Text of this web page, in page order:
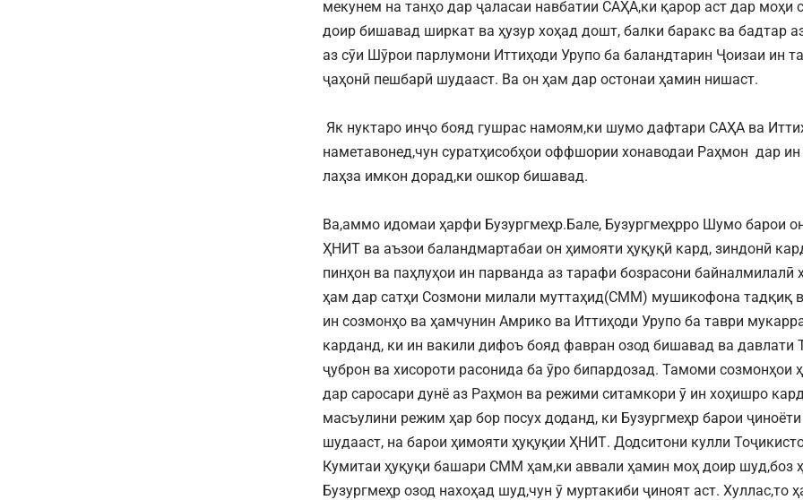
мекунем на танҳо дар ҷаласаи навбатии САҲА,ки қарор аст дар моҳи
доир бишавад ширкат ва ҳузур хоҳад дошт, балки баракс ва бадтар
аз сӯи Шӯрои парлумони Иттиҳоди Урупо ба баландтарин Ҷоизаи ин
ҷаҳонӣ пешбарӣ шудааст. Ва он ҳам дар остонаи ҳамин нишаст.
Як нуктаро инҷо бояд гушрас намоям,ки шумо дафтари САҲА ва
наметавонед,чун суратҳисобҳои оффшории хонаводаи Раҳмон дар
лаҳза имкон дорад,ки ошкор бишавад.
Ва,аммо идомаи ҳарфи Бузургмеҳр.Бале, Бузургмеҳрро Шумо барои
ҲНИТ ва аъзои баландмартабаи он ҳимояти ҳуқуқӣ кард, зиндонӣ
пинҳон ва паҳлуҳои ин парванда аз тарафи бозрасони байналмилалӣ
ҳам дар сатҳи Созмони милали муттаҳид(СММ) мушикофона тадқиқ
ин созмонҳо ва ҳамчунин Амрико ва Иттиҳоди Урупо ба таври
карданд, ки ин вакили дифоъ бояд фавран озод бишавад ва давлати
ҷуброн ва хисороти расонида ба ӯро бипардозад. Тамоми созмонҳои
дар саросари дунё аз Раҳмон ва режими ситамкори ӯ ин хоҳишро
масъулини режим ҳар бор посух доданд, ки Бузургмеҳр барои
шудааст, на барои ҳимояти ҳуқуқии ҲНИТ. Додситони кулли
Кумитаи ҳуқуқи башари СММ ҳам,ки аввали ҳамин моҳ доир шуд,боз
Бузургмеҳр озод нахоҳад шуд,чун ӯ муртакиби ҷиноят аст. Хуллас,то